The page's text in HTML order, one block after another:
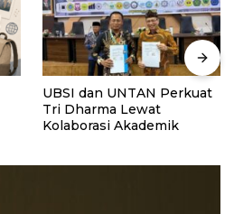
UBSI dan UNTAN Perkuat
Tri Dharma Lewat
Kolaborasi Akademik